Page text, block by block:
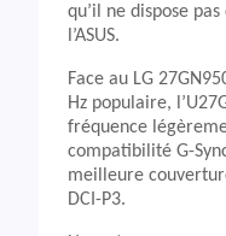
qu’il ne dispose
l’ASUS.
Face au LG
Hz populaire,
fréquence
compatibilité G-
meilleure
DCI-P3.